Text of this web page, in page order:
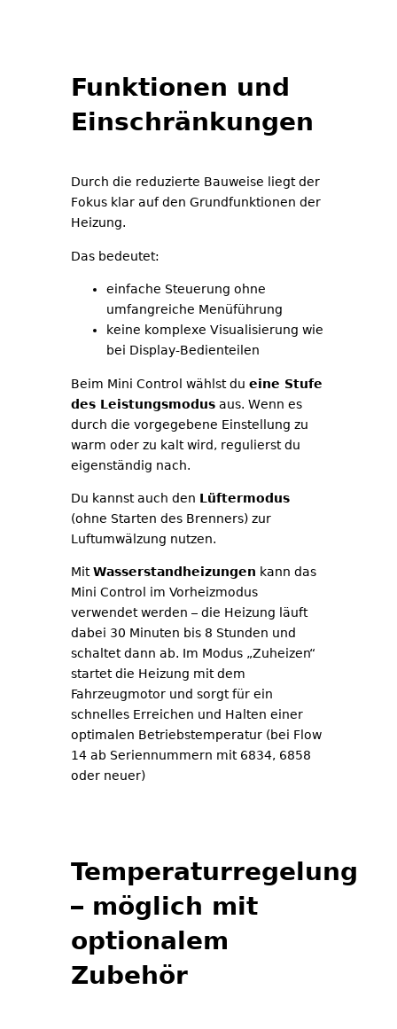
Funktionen und
Einschränkungen
Durch die reduzierte Bauweise liegt der
Fokus klar auf den Grundfunktionen der
Heizung.
Das bedeutet:
einfache Steuerung ohne
umfangreiche Menüführung
keine komplexe Visualisierung wie
bei Display-Bedienteilen
Beim Mini Control wählst du eine Stufe
des Leistungsmodus aus. Wenn es
durch die vorgegebene Einstellung zu
warm oder zu kalt wird, regulierst du
eigenständig nach.
Du kannst auch den Lüftermodus
(ohne Starten des Brenners) zur
Luftumwälzung nutzen.
MitWasserstandheizungen kann das
Mini Control im Vorheizmodus
verwendet werden – die Heizung läuft
dabei 30 Minuten bis 8 Stunden und
schaltet dann ab. Im Modus „Zuheizen“
startet die Heizung mit dem
Fahrzeugmotor und sorgt für ein
schnelles Erreichen und Halten einer
optimalen Betriebstemperatur (bei Flow
14 ab Seriennummern mit 6834, 6858
oder neuer)
Temperaturregelung
– möglich mit
optionalem
Zubehör